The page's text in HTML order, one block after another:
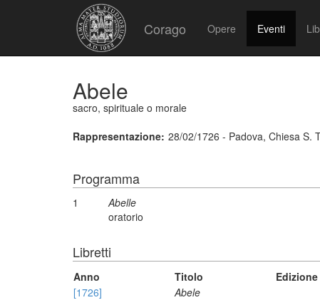
Corago Opere Eventi
Abele
sacro, spirituale o morale
Rappresentazione: 28/02/1726 - Padova, Chiesa S.
Programma
1
Abelle
oratorio
Libretti
Anno Titolo Edizione
[1726]
Abele